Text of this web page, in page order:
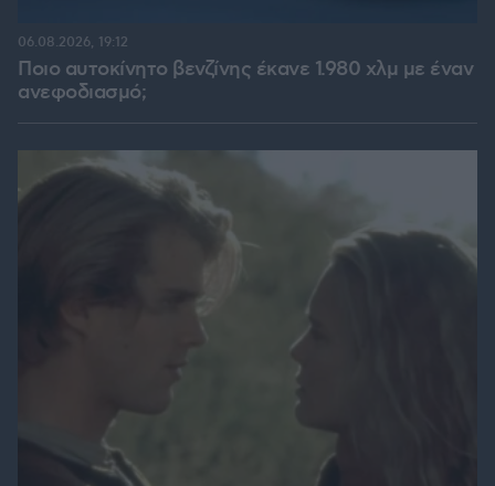
Ποιο αυτοκίνητο βενζίνης έκανε 1.980 χλμ με έναν
ανεφοδιασμό;
06.08.2026, 19:12